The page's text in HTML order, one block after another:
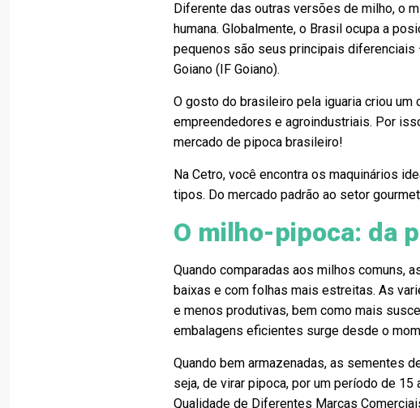
Diferente das outras versões de milho, o
humana. Globalmente, o Brasil ocupa a
pequenos são seus principais
Goiano (IF Goiano).
O gosto do brasileiro pela iguaria criou
empreendedores e agroindustriais. Por
mercado de pipoca brasileiro!
Na Cetro, você encontra os maquinários
tipos. Do mercado padrão ao setor
O milho-pipoca: da
Quando comparadas aos milhos comuns,
baixas e com folhas mais estreitas. As
e menos produtivas, bem como mais
embalagens eficientes surge desde o
Quando bem armazenadas, as sementes
seja, de virar pipoca, por um período de
Qualidade de Diferentes Marcas